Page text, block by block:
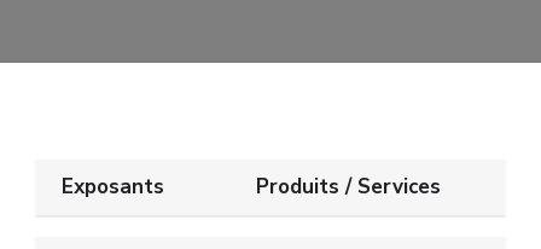
Exposants Produits / Services